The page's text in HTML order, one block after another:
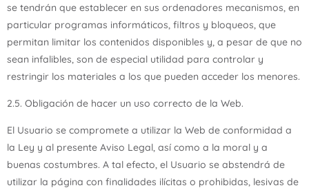
se tendrán que establecer en sus ordenadores mecanismos, en
particular programas informáticos, filtros y bloqueos, que
permitan limitar los contenidos disponibles y, a pesar de que no
sean infalibles, son de especial utilidad para controlar y
restringir los materiales a los que pueden acceder los menores.
2.5. Obligación de hacer un uso correcto de la Web.
El Usuario se compromete a utilizar la Web de conformidad a
la Ley y al presente Aviso Legal, así como a la moral y a
buenas costumbres. A tal efecto, el Usuario se abstendrá de
utilizar la página con finalidades ilícitas o prohibidas, lesivas de